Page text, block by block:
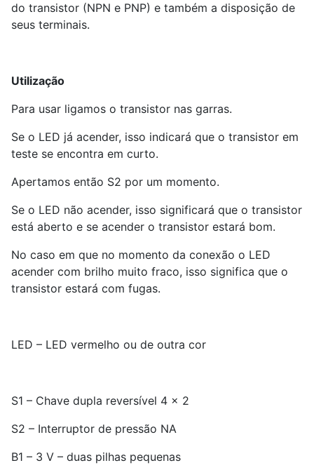
do transistor (NPN e PNP) e também a disposição de
seus terminais.
Utilização
Para usar ligamos o transistor nas garras.
Se o LED já acender, isso indicará que o transistor em
teste se encontra em curto.
Apertamos então S2 por um momento.
Se o LED não acender, isso significará que o transistor
está aberto e se acender o transistor estará bom.
No caso em que no momento da conexão o LED
acender com brilho muito fraco, isso significa que o
transistor estará com fugas.
LED – LED vermelho ou de outra cor
S1 – Chave dupla reversível 4 x 2
S2 – Interruptor de pressão NA
B1 – 3 V – duas pilhas pequenas